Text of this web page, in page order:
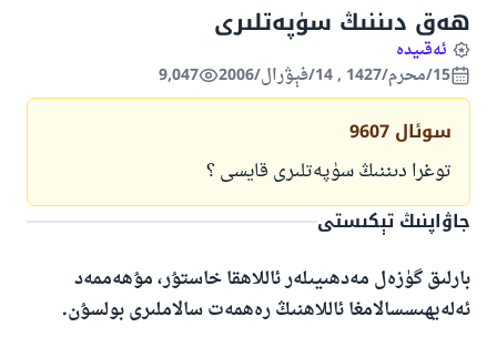
ھەق دىننىڭ سۈپەتلىرى
ئەقىيدە
15/محرم/1427 , 14/فېۋرال/2006
9,047
سوئال 9607
توغرا دىننىڭ سۈپەتلىرى قايسى ؟
جاۋاپنىڭ تېكىستى
بارلىق گۈزەل مەدھىيىلەر ئاللاھقا خاستۇر، مۇھەممەد
ئەلەيھىسسالامغا ئاللاھنىڭ رەھمەت سالاملىرى بولسۇن.